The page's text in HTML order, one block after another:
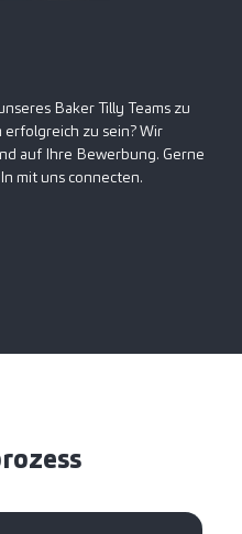
Baker Tilly Teams zu
zu sein? Wir
auf Ihre Bewerbung. Gerne
mit uns connecten.